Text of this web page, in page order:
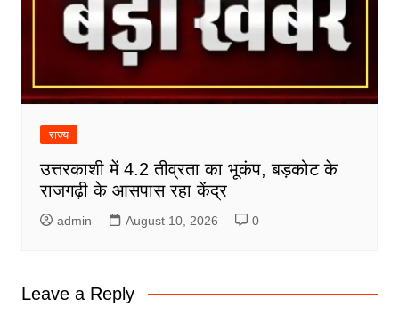
राज्य
उत्तरकाशी में 4.2 तीव्रता का भूकंप, बड़कोट के
राजगढ़ी के आसपास रहा केंद्र
admin August 10, 2026 0
Leave a Reply